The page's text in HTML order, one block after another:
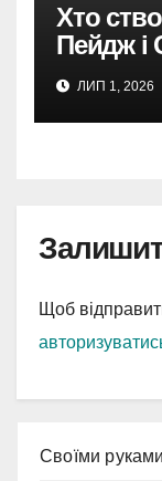
Хто
Пейдж і
чия ідея
ЛИП 1, 2026
Щоб
Cвоїми руками